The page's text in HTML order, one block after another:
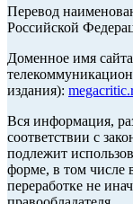
Перевод
Российской
Доменное имя
издания):
Вся информация,
соответствии с
подлежит
форме, в том числе
переработке не